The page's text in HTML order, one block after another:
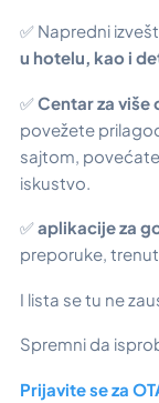
✅ Napredni
u hotelu, kao i
✅Centar za više
povežete
sajtom,
iskustvo.
✅aplikacije za
preporuke,
I lista se tu ne
Spremni da
Prijavite se za